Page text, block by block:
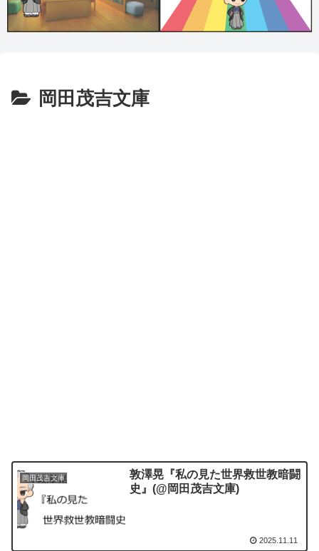
岡田茂吉文庫
岡田茂吉文庫
敦澤晃『私の見た世界救世教暗闘
史』(@岡田茂吉文庫)
2025.11.11